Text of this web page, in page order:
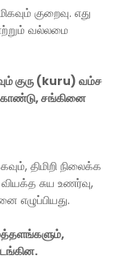
குறைவு. எது
வல்லமை
குரு (kuru) வம்ச
சங்கினை
திமிறி நிலைக்க
சுய உணர்வு,
எழுப்பியது.